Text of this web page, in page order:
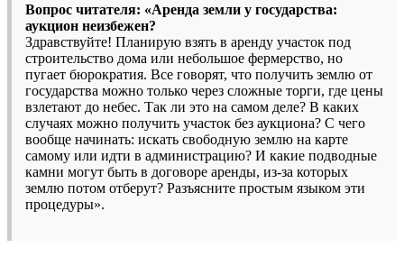
Вопрос читателя: «Аренда земли у государства:
аукцион неизбежен?
Здравствуйте! Планирую взять в аренду участок под
строительство дома или небольшое фермерство, но
пугает бюрократия. Все говорят, что получить землю от
государства можно только через сложные торги, где цены
взлетают до небес. Так ли это на самом деле? В каких
случаях можно получить участок без аукциона? С чего
вообще начинать: искать свободную землю на карте
самому или идти в администрацию? И какие подводные
камни могут быть в договоре аренды, из-за которых
землю потом отберут? Разъясните простым языком эти
процедуры».